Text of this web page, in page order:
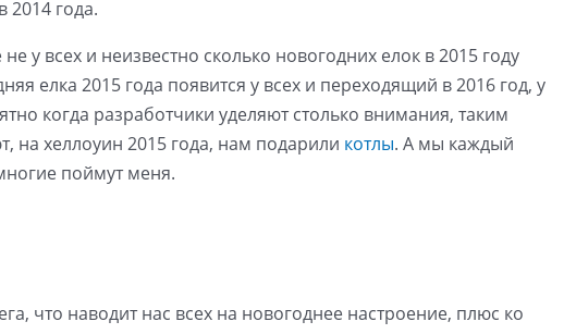
2014 года.
у всех и неизвестно сколько новогодних елок в 2015 году
елка 2015 года появится у всех и переходящий в 2016 год, у
когда разработчики уделяют столько внимания, таким
на хеллоуин 2015 года, нам подарили котлы. А мы каждый
поймут меня.
что наводит нас всех на новогоднее настроение, плюс ко